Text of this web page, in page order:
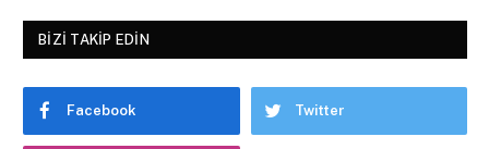
BIZI TAKIP EDIN
Facebook Twitter